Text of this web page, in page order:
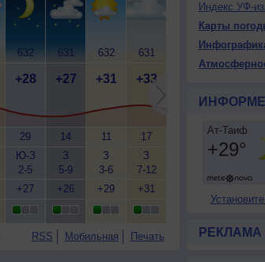
632
+28
29
Ю-З
2-5
+27
631
+27
14
З
5-9
+26
632
+31
11
З
3-6
+29
631
+33
17
З
7-12
+31
631
13
З
RSS Мобильная Печать
Индекс УФ-
Карты
РЕКЛАМА